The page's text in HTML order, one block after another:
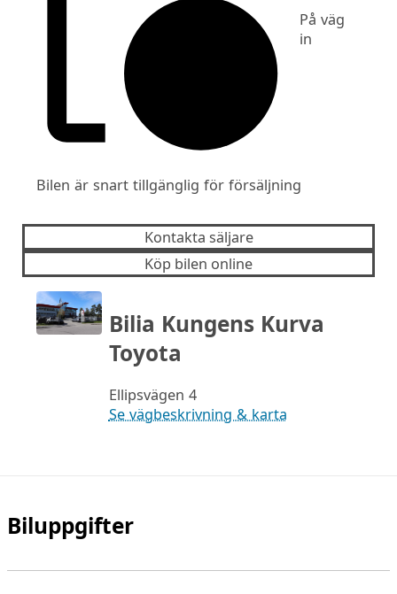
På väg
in
Bilen är snart tillgänglig för försäljning
Kontakta säljare
Köp bilen online
Bilia Kungens Kurva
Toyota
Ellipsvägen 4
Se vägbeskrivning & karta
Biluppgifter